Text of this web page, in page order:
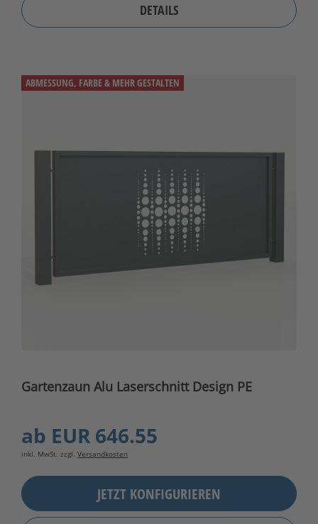
DETAILS
ABMESSUNG, FARBE & MEHR GESTALTEN
Gartenzaun Alu Laserschnitt Design PE
ab EUR 646.55
inkl. MwSt. zzgl. Versandkosten
JETZT KONFIGURIEREN